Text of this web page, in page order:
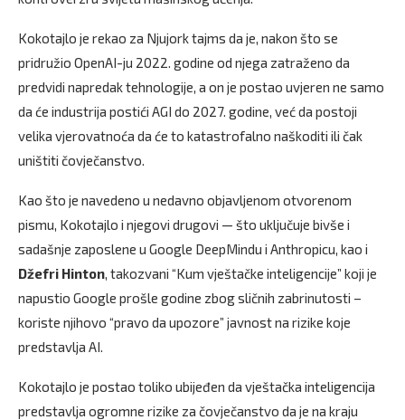
Kokotajlo je rekao za Njujork tajms da je, nakon što se
pridružio OpenAI-ju 2022. godine od njega zatraženo da
predvidi napredak tehnologije, a on je postao uvjeren ne samo
da će industrija postići AGI do 2027. godine, već da postoji
velika vjerovatnoća da će to katastrofalno naškoditi ili čak
uništiti čovječanstvo.
Kao što je navedeno u nedavno objavljenom otvorenom
pismu, Kokotajlo i njegovi drugovi — što uključuje bivše i
sadašnje zaposlene u Google DeepMindu i Anthropicu, kao i
Džefri Hinton, takozvani “Kum vještačke inteligencije” koji je
napustio Google prošle godine zbog sličnih zabrinutosti –
koriste njihovo “pravo da upozore” javnost na rizike koje
predstavlja AI.
Kokotajlo je postao toliko ubijeđen da vještačka inteligencija
predstavlja ogromne rizike za čovječanstvo da je na kraju